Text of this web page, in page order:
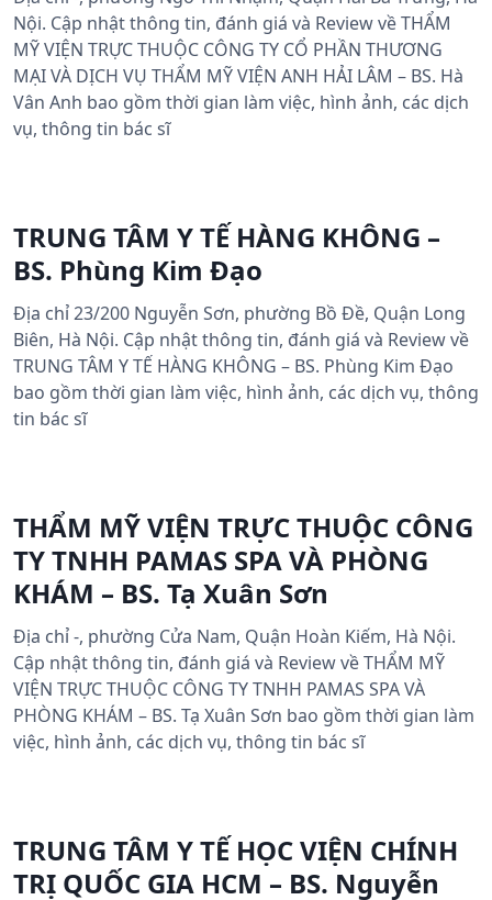
Nội. Cập nhật thông tin, đánh giá và Review về THẨM
MỸ VIỆN TRỰC THUỘC CÔNG TY CỔ PHẦN THƯƠNG
MẠI VÀ DỊCH VỤ THẨM MỸ VIỆN ANH HẢI LÂM – BS. Hà
Vân Anh bao gồm thời gian làm việc, hình ảnh, các dịch
vụ, thông tin bác sĩ
TRUNG TÂM Y TẾ HÀNG KHÔNG –
BS. Phùng Kim Đạo
Địa chỉ 23/200 Nguyễn Sơn, phường Bồ Đề, Quận Long
Biên, Hà Nội. Cập nhật thông tin, đánh giá và Review về
TRUNG TÂM Y TẾ HÀNG KHÔNG – BS. Phùng Kim Đạo
bao gồm thời gian làm việc, hình ảnh, các dịch vụ, thông
tin bác sĩ
THẨM MỸ VIỆN TRỰC THUỘC CÔNG
TY TNHH PAMAS SPA VÀ PHÒNG
KHÁM – BS. Tạ Xuân Sơn
Địa chỉ -, phường Cửa Nam, Quận Hoàn Kiếm, Hà Nội.
Cập nhật thông tin, đánh giá và Review về THẨM MỸ
VIỆN TRỰC THUỘC CÔNG TY TNHH PAMAS SPA VÀ
PHÒNG KHÁM – BS. Tạ Xuân Sơn bao gồm thời gian làm
việc, hình ảnh, các dịch vụ, thông tin bác sĩ
TRUNG TÂM Y TẾ HỌC VIỆN CHÍNH
TRỊ QUỐC GIA HCM – BS. Nguyễn